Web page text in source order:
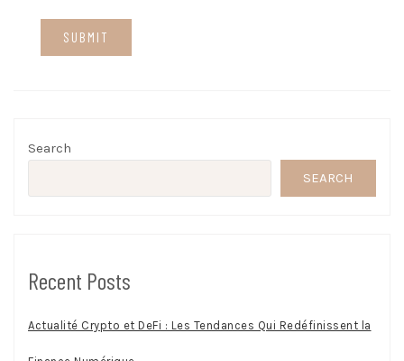
Search
SEARCH
Recent Posts
Actualité Crypto et DeFi : Les Tendances Qui Redéfinissent la